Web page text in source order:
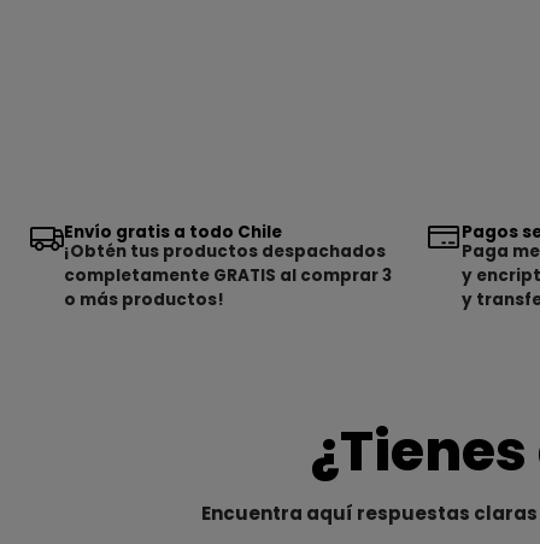
Envío gratis a todo Chile
¡Obtén tus productos despachados
completamente GRATIS al comprar 3
o más productos!
Pagos
Paga
y
y
Encuentra aquí respuestas